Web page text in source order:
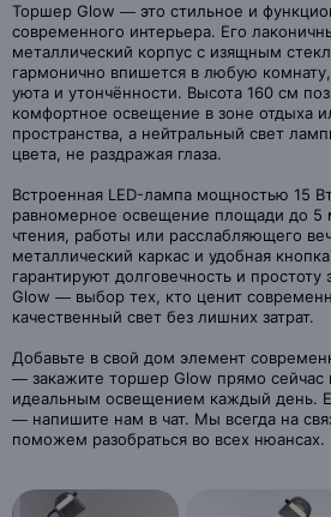
Торшер Glow — это стильное и
современного интерьера. Его
металлический корпус с изящным
гармонично впишется в любую
уюта и утончённости. Высота 160 см
комфортное освещение в зоне отдыха
пространства, а нейтральный свет
цвета, не раздражая глаза.
Встроенная LED-лампа мощностью 15
равномерное освещение площади до 5
чтения, работы или расслабляющего
металлический каркас и удобная
гарантируют долговечность и
Glow — выбор тех, кто ценит
качественный свет без лишних затрат.
Добавьте в свой дом элемент
— закажите торшер Glow прямо сейчас
идеальным освещением каждый день.
— напишите нам в чат. Мы всегда на
поможем разобраться во всех нюансах.